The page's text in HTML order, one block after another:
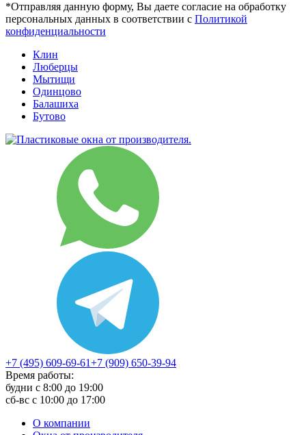
*Отправляя данную форму, Вы даете согласие на обработку
персональных данных в соответствии с Политикой
конфиденциальности
Клин
Люберцы
Мытищи
Одинцово
Балашиха
Бутово
+7 (495) 609-69-61+7 (909) 650-39-94
Время работы:
будни с 8:00 до 19:00
сб-вс с 10:00 до 17:00
О компании